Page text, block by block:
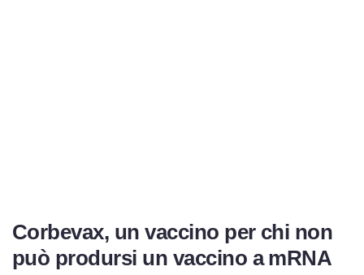
Corbevax, un vaccino per chi non
può prodursi un vaccino a mRNA